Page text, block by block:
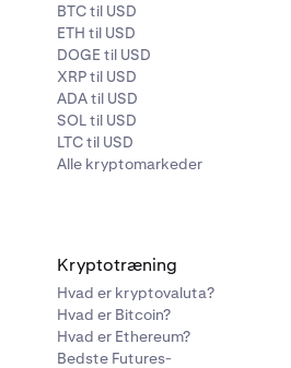
for A business
(Virksomhedsnavn) (fra trin
(efter eget valg).
(Bankens placering) United
Money in the US
(Send penge i
routing- og kontonumre (fra
BTC til USD
ETH til USD
DOGE til USD
XRP til USD
ADA til USD
SOL til USD
LTC til USD
Alle kryptomarkeder
Kryptotræning
Hvad er kryptovaluta?
Hvad er Bitcoin?
Hvad er Ethereum?
Bedste Futures-